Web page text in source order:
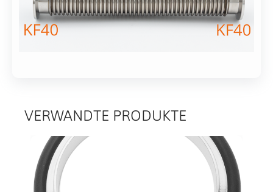
VERWANDTE PRODUKTE